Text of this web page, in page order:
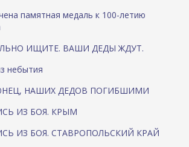
памятная медаль к 100-летию
ИЩИТЕ. ВАШИ ДЕДЫ ЖДУТ.
небытия
НАШИХ ДЕДОВ ПОГИБШИМИ
ИЗ БОЯ. КРЫМ
ИЗ БОЯ. СТАВРОПОЛЬСКИЙ КРАЙ